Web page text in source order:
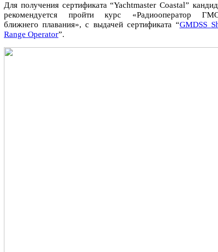
Для получения сертификата “Yachtmaster Coastal”
рекомендуется пройти курс «Радиооператор
ближнего плавания», с выдачей сертификата “GMDSS
Range Operator”.